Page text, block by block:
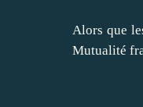
Alors que
Mutualité